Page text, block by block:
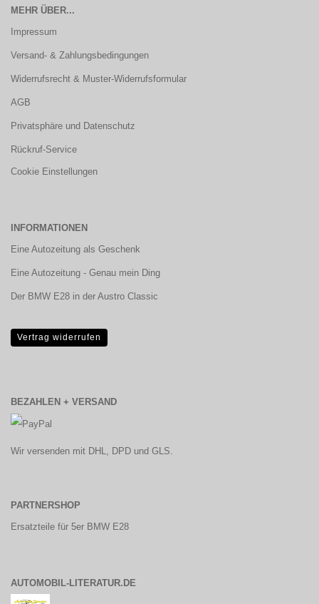
MEHR ÜBER...
Impressum
Versand- & Zahlungsbedingungen
Widerrufsrecht & Muster-Widerrufsformular
AGB
Privatsphäre und Datenschutz
Rückruf-Service
Cookie Einstellungen
INFORMATIONEN
Eine Autozeitung als Geschenk
Eine Autozeitung - Genau mein Ding
Der BMW E28 in der Austro Classic
Vertrag widerrufen
BEZAHLEN + VERSAND
Wir versenden mit DHL, DPD und GLS.
PARTNERSHOP
Ersatzteile für 5er BMW E28
AUTOMOBIL-LITERATUR.DE